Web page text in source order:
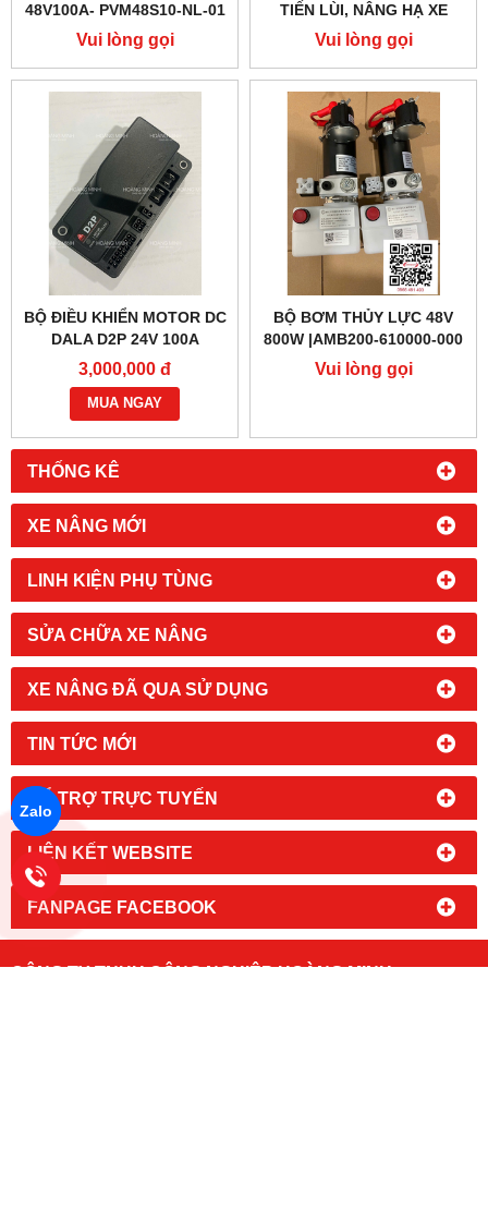
THỐNG KÊ
XE NÂNG MỚI
LINH KIỆN PHỤ TÙNG
SỬA CHỮA XE NÂNG
XE NÂNG ĐÃ QUA SỬ DỤNG
TIN TỨC MỚI
HỔ TRỢ TRỰC TUYẾN
LIÊN KẾT WEBSITE
FANPAGE FACEBOOK
48V100A- PVM48S10-NL-01
(PTE20Q)
Vui lòng gọi
TIẾN LÙI, NÂNG HẠ XE
NÂNG ĐIỆN PTE15QA
Vui lòng gọi
BỘ ĐIỀU KHIỂN MOTOR DC
DALA D2P 24V 100A
3,000,000 đ
MUA NGAY
BỘ BƠM THỦY LỰC 48V
800W |AMB200-610000-000
Vui lòng gọi
CÔNG TY TNHH CÔNG NGHIỆP HOÀNG MINH
Zalo